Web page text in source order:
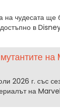
чудесата ще
в
2026 г. със
на